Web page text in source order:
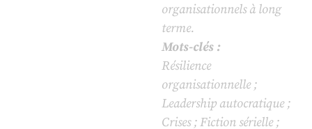
organisationnels à long
terme.
Mots-clés :
Résilience
organisationnelle ;
Leadership autocratique ;
Crises ; Fiction sérielle ;